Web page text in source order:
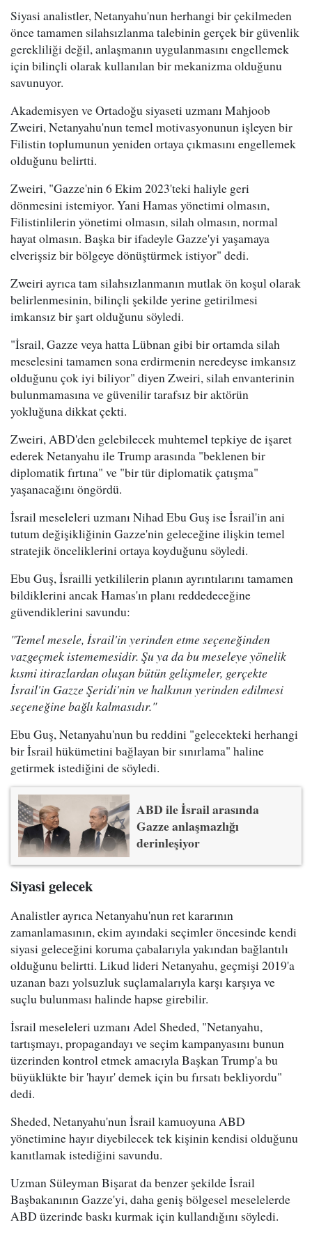
Siyasi analistler, Netanyahu'nun herhangi bir çekilmeden
önce tamamen silahsızlanma talebinin gerçek bir güvenlik
gerekliliği değil, anlaşmanın uygulanmasını engellemek
için bilinçli olarak kullanılan bir mekanizma olduğunu
savunuyor.
Akademisyen ve Ortadoğu siyaseti uzmanı Mahjoob
Zweiri, Netanyahu'nun temel motivasyonunun işleyen bir
Filistin toplumunun yeniden ortaya çıkmasını engellemek
olduğunu belirtti.
Zweiri, "Gazze'nin 6 Ekim 2023'teki haliyle geri
dönmesini istemiyor. Yani Hamas yönetimi olmasın,
Filistinlilerin yönetimi olmasın, silah olmasın, normal
hayat olmasın. Başka bir ifadeyle Gazze'yi yaşamaya
elverişsiz bir bölgeye dönüştürmek istiyor" dedi.
Zweiri ayrıca tam silahsızlanmanın mutlak ön koşul olarak
belirlenmesinin, bilinçli şekilde yerine getirilmesi
imkansız bir şart olduğunu söyledi.
"İsrail, Gazze veya hatta Lübnan gibi bir ortamda silah
meselesini tamamen sona erdirmenin neredeyse imkansız
olduğunu çok iyi biliyor" diyen Zweiri, silah envanterinin
bulunmamasına ve güvenilir tarafsız bir aktörün
yokluğuna dikkat çekti.
Zweiri, ABD'den gelebilecek muhtemel tepkiye de işaret
ederek Netanyahu ile Trump arasında "beklenen bir
diplomatik fırtına" ve "bir tür diplomatik çatışma"
yaşanacağını öngördü.
İsrail meseleleri uzmanı Nihad Ebu Guş ise İsrail'in ani
tutum değişikliğinin Gazze'nin geleceğine ilişkin temel
stratejik önceliklerini ortaya koyduğunu söyledi.
Ebu Guş, İsrailli yetkililerin planın ayrıntılarını tamamen
bildiklerini ancak Hamas'ın planı reddedeceğine
güvendiklerini savundu:
"Temel mesele, İsrail'in yerinden etme seçeneğinden
vazgeçmek istememesidir. Şu ya da bu meseleye yönelik
kısmi itirazlardan oluşan bütün gelişmeler, gerçekte
İsrail'in Gazze Şeridi'nin ve halkının yerinden edilmesi
seçeneğine bağlı kalmasıdır."
Ebu Guş, Netanyahu'nun bu reddini "gelecekteki herhangi
bir İsrail hükümetini bağlayan bir sınırlama" haline
getirmek istediğini de söyledi.
ABD ile İsrail arasında
Gazze anlaşmazlığı
derinleşiyor
Siyasi gelecek
Analistler ayrıca Netanyahu'nun ret kararının
zamanlamasının, ekim ayındaki seçimler öncesinde kendi
siyasi geleceğini koruma çabalarıyla yakından bağlantılı
olduğunu belirtti. Likud lideri Netanyahu, geçmişi 2019'a
uzanan bazı yolsuzluk suçlamalarıyla karşı karşıya ve
suçlu bulunması halinde hapse girebilir.
İsrail meseleleri uzmanı Adel Sheded, "Netanyahu,
tartışmayı, propagandayı ve seçim kampanyasını bunun
üzerinden kontrol etmek amacıyla Başkan Trump'a bu
büyüklükte bir 'hayır' demek için bu fırsatı bekliyordu"
dedi.
Sheded, Netanyahu'nun İsrail kamuoyuna ABD
yönetimine hayır diyebilecek tek kişinin kendisi olduğunu
kanıtlamak istediğini savundu.
Uzman Süleyman Bişarat da benzer şekilde İsrail
Başbakanının Gazze'yi, daha geniş bölgesel meselelerde
ABD üzerinde baskı kurmak için kullandığını söyledi.